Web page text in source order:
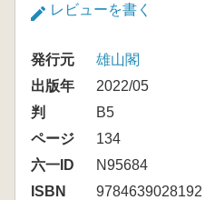
レビューを書く
発行元
雄山閣
出版年
2022/05
判
B5
ページ
134
六一ID
N95684
ISBN
9784639028192